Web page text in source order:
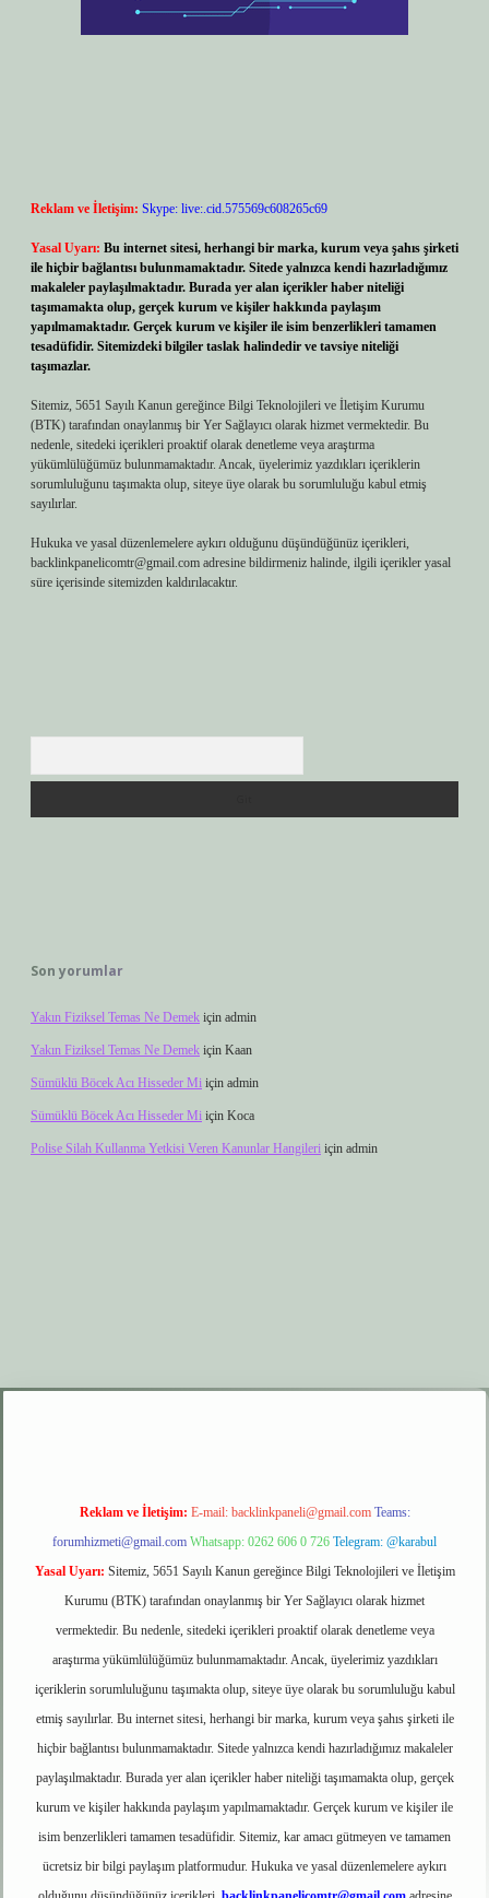
Reklam ve İletişim: Skype: live:.cid.575569c608265c69
Yasal Uyarı: Bu internet sitesi, herhangi bir marka, kurum veya şahıs şirketi
ile hiçbir bağlantısı bulunmamaktadır. Sitede yalnızca kendi hazırladığımız
makaleler paylaşılmaktadır. Burada yer alan içerikler haber niteliği
taşımamakta olup, gerçek kurum ve kişiler hakkında paylaşım
yapılmamaktadır. Gerçek kurum ve kişiler ile isim benzerlikleri tamamen
tesadüfidir. Sitemizdeki bilgiler taslak halindedir ve tavsiye niteliği
taşımazlar.
Sitemiz, 5651 Sayılı Kanun gereğince Bilgi Teknolojileri ve İletişim Kurumu
(BTK) tarafından onaylanmış bir Yer Sağlayıcı olarak hizmet vermektedir. Bu
nedenle, sitedeki içerikleri proaktif olarak denetleme veya araştırma
yükümlülüğümüz bulunmamaktadır. Ancak, üyelerimiz yazdıkları içeriklerin
sorumluluğunu taşımakta olup, siteye üye olarak bu sorumluluğu kabul etmiş
sayılırlar.
Hukuka ve yasal düzenlemelere aykırı olduğunu düşündüğünüz içerikleri,
backlinkpanelicomtr@gmail.com adresine bildirmeniz halinde, ilgili içerikler yasal
süre içerisinde sitemizden kaldırılacaktır.
Son yorumlar
Yakın Fiziksel Temas Ne Demek için admin
Yakın Fiziksel Temas Ne Demek için Kaan
Sümüklü Böcek Acı Hisseder Mi için admin
Sümüklü Böcek Acı Hisseder Mi için Koca
Polise Silah Kullanma Yetkisi Veren Kanunlar Hangileri için admin
elexbet giriş
Reklam ve İletişim: E-mail: backlinkpaneli@gmail.com Teams:
forumhizmeti@gmail.com Whatsapp: 0262 606 0 726 Telegram: @karabul
Yasal Uyarı: Sitemiz, 5651 Sayılı Kanun gereğince Bilgi Teknolojileri ve İletişim
Kurumu (BTK) tarafından onaylanmış bir Yer Sağlayıcı olarak hizmet
vermektedir. Bu nedenle, sitedeki içerikleri proaktif olarak denetleme veya
araştırma yükümlülüğümüz bulunmamaktadır. Ancak, üyelerimiz yazdıkları
içeriklerin sorumluluğunu taşımakta olup, siteye üye olarak bu sorumluluğu kabul
etmiş sayılırlar. Bu internet sitesi, herhangi bir marka, kurum veya şahıs şirketi ile
hiçbir bağlantısı bulunmamaktadır. Sitede yalnızca kendi hazırladığımız makaleler
paylaşılmaktadır. Burada yer alan içerikler haber niteliği taşımamakta olup, gerçek
kurum ve kişiler hakkında paylaşım yapılmamaktadır. Gerçek kurum ve kişiler ile
isim benzerlikleri tamamen tesadüfidir. Sitemiz, kar amacı gütmeyen ve tamamen
ücretsiz bir bilgi paylaşım platformudur. Hukuka ve yasal düzenlemelere aykırı